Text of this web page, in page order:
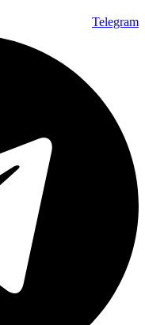
Telegram